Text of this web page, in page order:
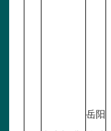
岳阳